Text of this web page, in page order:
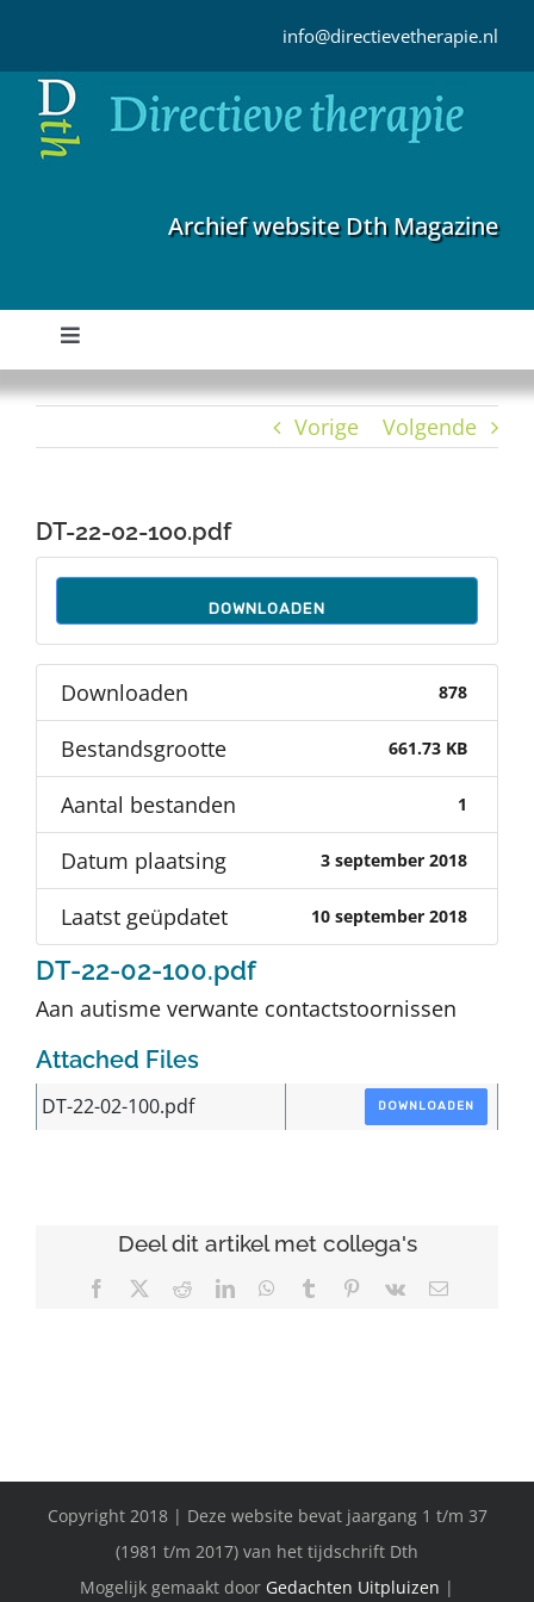
inhoud
info@directievetherapie.nl
Archief website Dth Magazine
Toggle
Navigation
Home
Auteurs
Over Dth
Contact
Vorige Volgende
DT-22-02-100.pdf
DOWNLOADEN
Downloaden 878
Bestandsgrootte 661.73 KB
Aantal bestanden 1
Datum plaatsing 3 september 2018
Laatst geüpdatet 10 september 2018
DT-22-02-100.pdf
Aan autisme verwante contactstoornissen
Attached Files
DT-22-02-100.pdf DOWNLOADEN
Deel dit artikel met collega's
Facebook RedditLinkedInWhatsApp
Tumblr Pinterest
Vk
E-
Copyright 2018 | Deze website bevat jaargang 1 t/m 37
(1981 t/m 2017) van het tijdschrift Dth
Mogelijk gemaakt door Gedachten Uitpluizen |